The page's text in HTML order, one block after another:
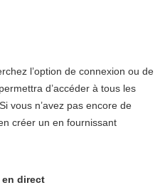
l’option de connexion ou de
d’accéder à tous les
vous n’avez pas encore de
créer un en fournissant
en direct